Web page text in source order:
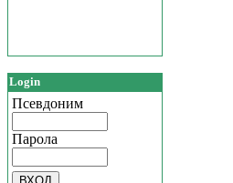
Login
Псевдоним
Парола